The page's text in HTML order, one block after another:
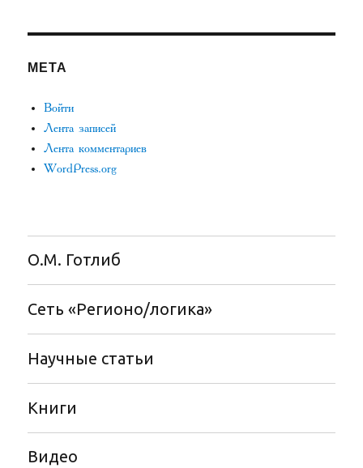
МЕТА
Войти
Лента записей
Лента комментариев
WordPress.org
О.М. Готлиб
Сеть «Регионо/логика»
Научные статьи
Книги
Видео